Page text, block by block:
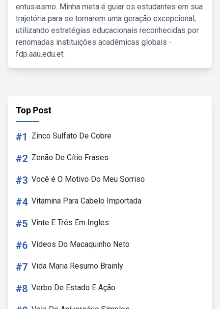
entusiasmo. Minha meta é guiar os estudantes em sua
trajetória para se tornarem uma geração excepcional,
utilizando estratégias educacionais reconhecidas por
renomadas instituições acadêmicas globais -
fdp.aau.edu.et.
Top Post
#1 Zinco Sulfato De Cobre
#2 Zenão De Cítio Frases
#3 Você é O Motivo Do Meu Sorriso
#4 Vitamina Para Cabelo Importada
#5 Vinte E Três Em Ingles
#6 Vídeos Do Macaquinho Neto
#7 Vida Maria Resumo Brainly
#8 Verbo De Estado E Ação